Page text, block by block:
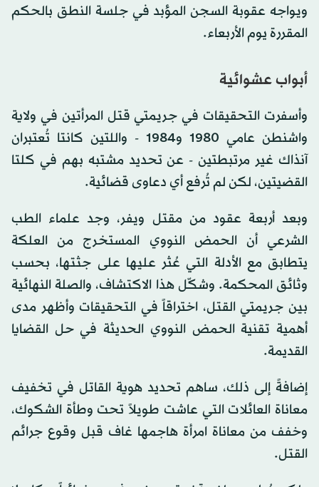
ويواجه عقوبة السجن المؤبد في جلسة النطق بالحكم
المقررة يوم الأربعاء.
أبواب عشوائية
وأسفرت التحقيقات في جريمتي قتل المرأتين في ولاية
واشنطن عامي 1980 و1984 - واللتين كانتا تُعتبران
آنذاك غير مرتبطتين - عن تحديد مشتبه بهم في كلتا
القضيتين، لكن لم تُرفع أي دعاوى قضائية.
وبعد أربعة عقود من مقتل ويفر، وجد علماء الطب
الشرعي أن الحمض النووي المستخرج من العلكة
يتطابق مع الأدلة التي عُثر عليها على جثتها، بحسب
وثائق المحكمة. وشكّل هذا الاكتشاف، والصلة النهائية
بين جريمتي القتل، اختراقاً في التحقيقات وأظهر مدى
أهمية تقنية الحمض النووي الحديثة في حل القضايا
القديمة.
إضافةً إلى ذلك، ساهم تحديد هوية القاتل في تخفيف
معاناة العائلات التي عاشت طويلاً تحت وطأة الشكوك،
وخفف من معاناة امرأة هاجمها غاف قبل وقوع جرائم
القتل.